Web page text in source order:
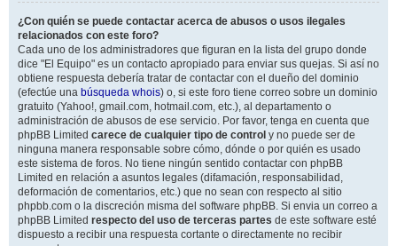
¿Con quién se puede contactar acerca de abusos o usos ilegales
relacionados con este foro?
Cada uno de los administradores que figuran en la lista del grupo donde
dice "El Equipo" es un contacto apropiado para enviar sus quejas. Si así no
obtiene respuesta debería tratar de contactar con el dueño del dominio
(efectúe una búsqueda whois) o, si este foro tiene correo sobre un dominio
gratuito (Yahoo!, gmail.com, hotmail.com, etc.), al departamento o
administración de abusos de ese servicio. Por favor, tenga en cuenta que
phpBB Limited carece de cualquier tipo de control y no puede ser de
ninguna manera responsable sobre cómo, dónde o por quién es usado
este sistema de foros. No tiene ningún sentido contactar con phpBB
Limited en relación a asuntos legales (difamación, responsabilidad,
deformación de comentarios, etc.) que no sean con respecto al sitio
phpbb.com o la discreción misma del software phpBB. Si envia un correo a
phpBB Limited respecto del uso de terceras partes de este software esté
dispuesto a recibir una respuesta cortante o directamente no recibir